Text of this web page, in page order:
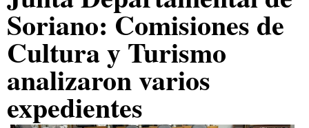
Soriano: Comisiones de
Cultura y Turismo
analizaron varios
expedientes